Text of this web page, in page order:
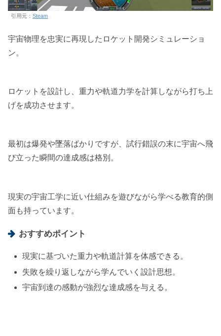
引用元： Steam
宇宙物理を忠実に再現したロケット開発シミュレーショ
ン。
ロケットを設計し、重力や軌道力学を計算しながら打ち上
げを成功させます。
最初は爆発や墜落ばかりですが、試行錯誤の末に宇宙へ飛
び立った瞬間の達成感は格別。
現実の宇宙工学に近い仕組みを遊びながら学べる教育的側
面も持っています。
おすすめポイント
現実に基づいた重力や軌道計算を体感できる。
失敗を繰り返しながら学んでいく設計思想。
宇宙到達の感動が強烈な達成感を与える。